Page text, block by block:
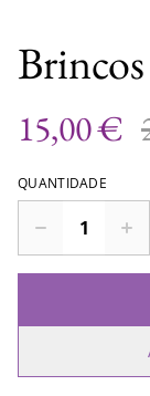
15,00 €
QUANTIDADE